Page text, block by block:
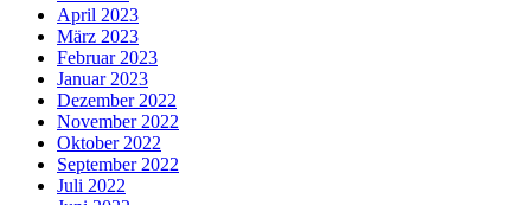
April 2023
März 2023
Februar 2023
Januar 2023
Dezember 2022
November 2022
Oktober 2022
September 2022
Juli 2022